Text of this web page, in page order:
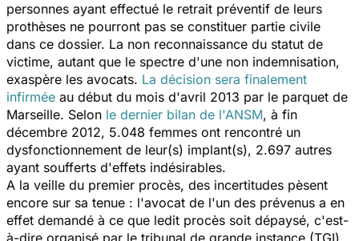
personnes ayant effectué le retrait préventif de leurs
prothèses ne pourront pas se constituer partie civile
dans ce dossier. La non reconnaissance du statut de
victime, autant que le spectre d'une non indemnisation,
exaspère les avocats. La décision sera finalement
infirmée au début du mois d'avril 2013 par le parquet de
Marseille. Selon le dernier bilan de l'ANSM, à fin
décembre 2012, 5.048 femmes ont rencontré un
dysfonctionnement de leur(s) implant(s), 2.697 autres
ayant soufferts d'effets indésirables.
A la veille du premier procès, des incertitudes pèsent
encore sur sa tenue : l'avocat de l'un des prévenus a en
effet demandé à ce que ledit procès soit dépaysé, c'est-
à-dire organisé par le tribunal de grande instance (TGI)